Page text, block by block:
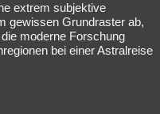
extrem subjektive
gewissen Grundraster ab,
moderne Forschung
bei einer Astralreise